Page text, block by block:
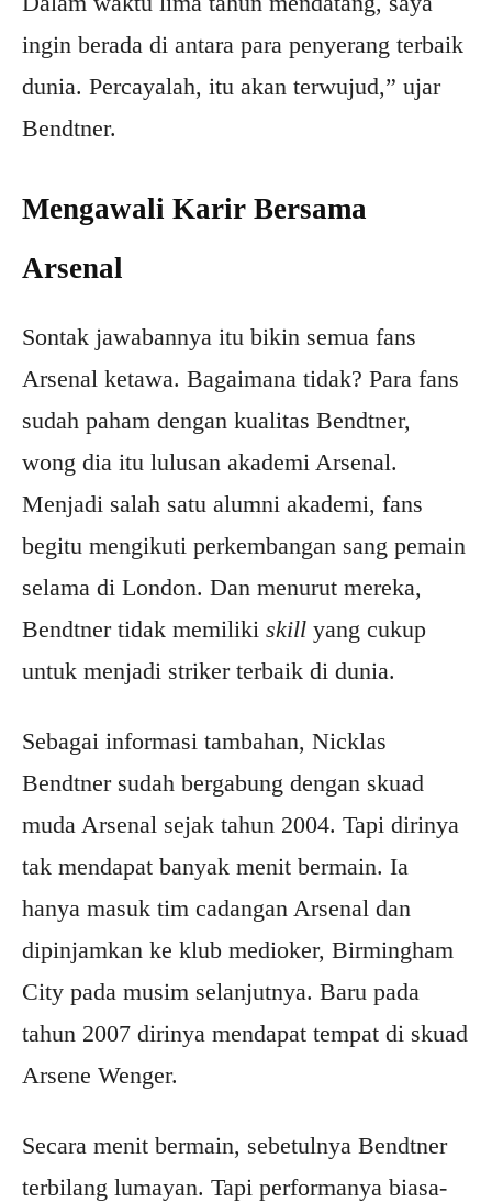
ingin berada di antara para penyerang terbaik
dunia. Percayalah, itu akan terwujud,” ujar
Bendtner.
Mengawali Karir Bersama
Arsenal
Sontak jawabannya itu bikin semua fans
Arsenal ketawa. Bagaimana tidak? Para fans
sudah paham dengan kualitas Bendtner,
wong dia itu lulusan akademi Arsenal.
Menjadi salah satu alumni akademi, fans
begitu mengikuti perkembangan sang pemain
selama di London. Dan menurut mereka,
Bendtner tidak memiliki skill yang cukup
untuk menjadi striker terbaik di dunia.
Sebagai informasi tambahan, Nicklas
Bendtner sudah bergabung dengan skuad
muda Arsenal sejak tahun 2004. Tapi dirinya
tak mendapat banyak menit bermain. Ia
hanya masuk tim cadangan Arsenal dan
dipinjamkan ke klub medioker, Birmingham
City pada musim selanjutnya. Baru pada
tahun 2007 dirinya mendapat tempat di skuad
Arsene Wenger.
Secara menit bermain, sebetulnya Bendtner
terbilang lumayan. Tapi performanya biasa-